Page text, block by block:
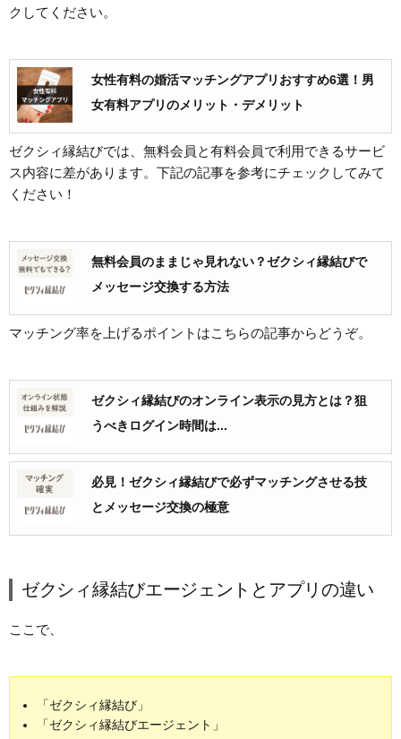
クしてください。
女性有料の婚活マッチングアプリおすすめ6選！男
女有料アプリのメリット・デメリット
ゼクシィ縁結びでは、無料会員と有料会員で利用できるサービ
ス内容に差があります。下記の記事を参考にチェックしてみて
ください！
無料会員のままじゃ見れない？ゼクシィ縁結びで
メッセージ交換する方法
マッチング率を上げるポイントはこちらの記事からどうぞ。
ゼクシィ縁結びのオンライン表示の見方とは？狙
うべきログイン時間は...
必見！ゼクシィ縁結びで必ずマッチングさせる技
とメッセージ交換の極意
ゼクシィ縁結びエージェントとアプリの違い
ここで、
「ゼクシィ縁結び」
「ゼクシィ縁結びエージェント」